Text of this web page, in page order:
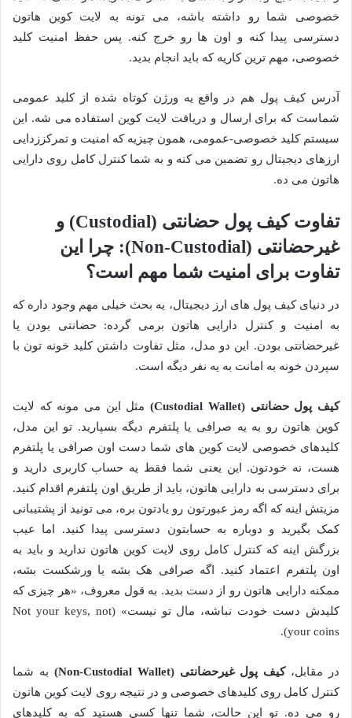
خصوصی شما رو داشته باشه، می تونه به لایت کوین هاتون
دسترسی پیدا کنه و اون ها رو خرج کنه. پس حفظ امنیت کلید
خصوصی، مهم ترین کاریه که باید انجام بدید.
آدرس کیف پول هم در واقع یه ورژن کوتاه شده از کلید عمومی
شماست که برای ارسال و دریافت لایت کوین استفاده می شه. این
سیستم کلید خصوصی-عمومی، همون چیزیه که امنیت و تمرکززدایی
ارزهای دیجیتال رو تضمین می کنه و به شما کنترل کامل روی دارایی
هاتون می ده.
تفاوت کیف پول حضانتی (Custodial) و
غیرحضانتی (Non-Custodial): چرا این
تفاوت برای امنیت شما مهم است؟
در دنیای کیف پول های ارز دیجیتال، یه بحث خیلی مهم وجود داره که
به امنیت و کنترل دارایی هاتون برمی گرده: حضانتی بودن یا
غیرحضانتی بودن. این دو مدل، مثل تفاوت داشتن کلید خونه تون با
سپردن خونه به امانت به یه نفر دیگه است.
کیف پول حضانتی (Custodial Wallet)
مثل این می مونه که لایت
کوین هاتون رو به یه صرافی یا پلتفرم دیگه بسپارید. تو این مدل،
کلیدهای خصوصی لایت کوین های شما دست اون صرافی یا پلتفرم
هست، نه خودتون. این یعنی شما فقط یه حساب کاربری دارید و
برای دسترسی به دارایی هاتون، باید از طریق اون پلتفرم اقدام کنید.
مزیتش اینه که اگه رمز عبورتون رو یادتون بره، می تونید از پشتیبانی
کمک بگیرید و دوباره به حسابتون دسترسی پیدا کنید. اما عیب
بزرگش اینه که کنترل کامل روی لایت کوین هاتون ندارید و باید به
اون پلتفرم اعتماد کنید. اگه صرافی هک بشه یا ورشکست بشه،
ممکنه دارایی هاتون رو از دست بدید. به قول معروف، «هر چیزی که
کلیدش دست خودت نباشه، مال تو نیست» (Not your keys, not
your coins).
در مقابل،کیف پول غیرحضانتی (Non-Custodial Wallet)
به شما
کنترل کامل روی کلیدهای خصوصی و در نتیجه روی لایت کوین هاتون
رو می ده. تو این حالت، شما تنها کسی هستید که به کلیدهای